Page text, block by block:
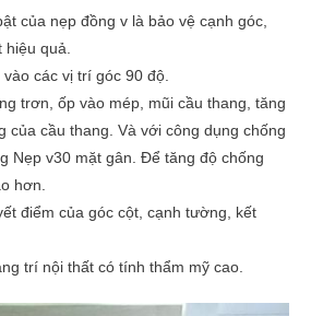
của nẹp đồng v là bảo vệ cạnh góc,
quả.
các vị trí góc 90 độ.
trơn, ốp vào mép, mũi cầu thang, tăng
của cầu thang. Và với công dụng chống
Nẹp v30 mặt gân. Để tăng độ chống
hơn.
điểm của góc cột, cạnh tường, kết
trí nội thất có tính thẩm mỹ cao.